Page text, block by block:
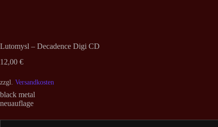
Lutomysl – Decadence Digi CD
12,00 €
zzgl. Versandkosten
black metal
neuauflage